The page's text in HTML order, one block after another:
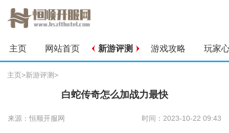
主页 网站首页 新游评测 游戏攻略 玩家
主页>新游评测>
白蛇传奇怎么加战力最快
来源：恒顺开服网 时间：2023-10-22 09:43